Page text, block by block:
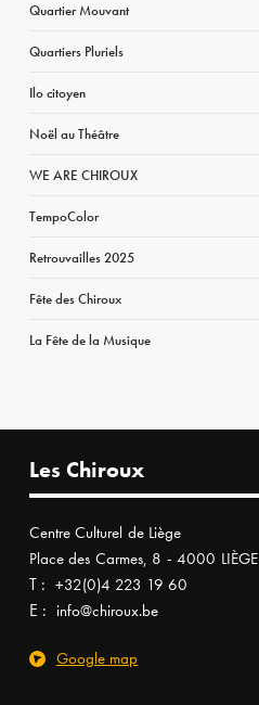
Quartier Mouvant
Quartiers Pluriels
Ilo citoyen
Noël au Théâtre
WE ARE CHIROUX
TempoColor
Retrouvailles 2025
Fête des Chiroux
La Fête de la Musique
Les Chiroux
Centre Culturel de Liège
Place des Carmes, 8 - 4000 LIÈGE
T : +32(0)4 223 19 60
E : info@chiroux.be
Google map